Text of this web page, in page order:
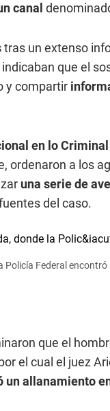
canal
tras un extenso
indicaban que el
y compartir
en lo Criminal
ordenaron a los
una serie de
del caso.
Policía Federal
que el
el cual el juez
un allanamiento